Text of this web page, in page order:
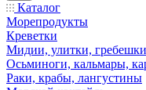
Каталог
Морепродукты
Креветки
Мидии, улитки, гребешки
Осьминоги, кальмары,
Раки, крабы, лангустины